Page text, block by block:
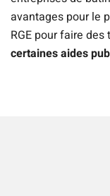
avantages pour le
RGE pour faire des
certaines aides